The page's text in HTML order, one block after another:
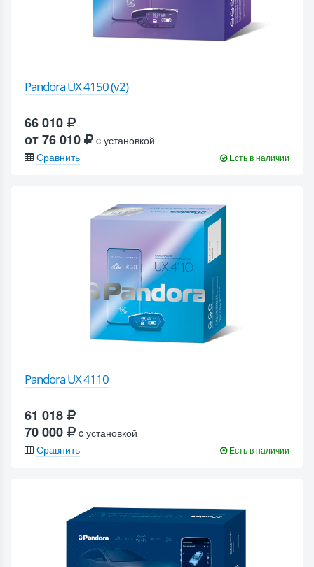
Pandora UX 4150 (v2)
66 010
от 76 010
c установкой
Сравнить
Есть в наличии
Pandora UX 4110
61 018
70 000
c установкой
Сравнить
Есть в наличии